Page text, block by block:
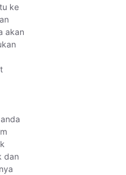
ke
akan
dan